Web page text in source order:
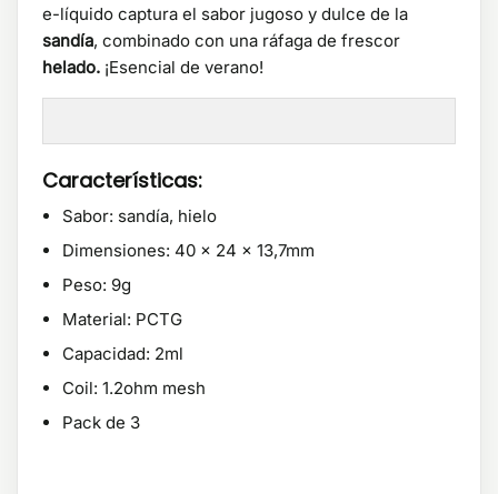
e-líquido captura el sabor jugoso y dulce de la
sandía, combinado con una ráfaga de frescor
helado. ¡Esencial de verano!
Características:
Sabor: sandía, hielo
Dimensiones: 40 x 24 x 13,7mm
Peso: 9g
Material: PCTG
Capacidad: 2ml
Coil: 1.2ohm mesh
Pack de 3